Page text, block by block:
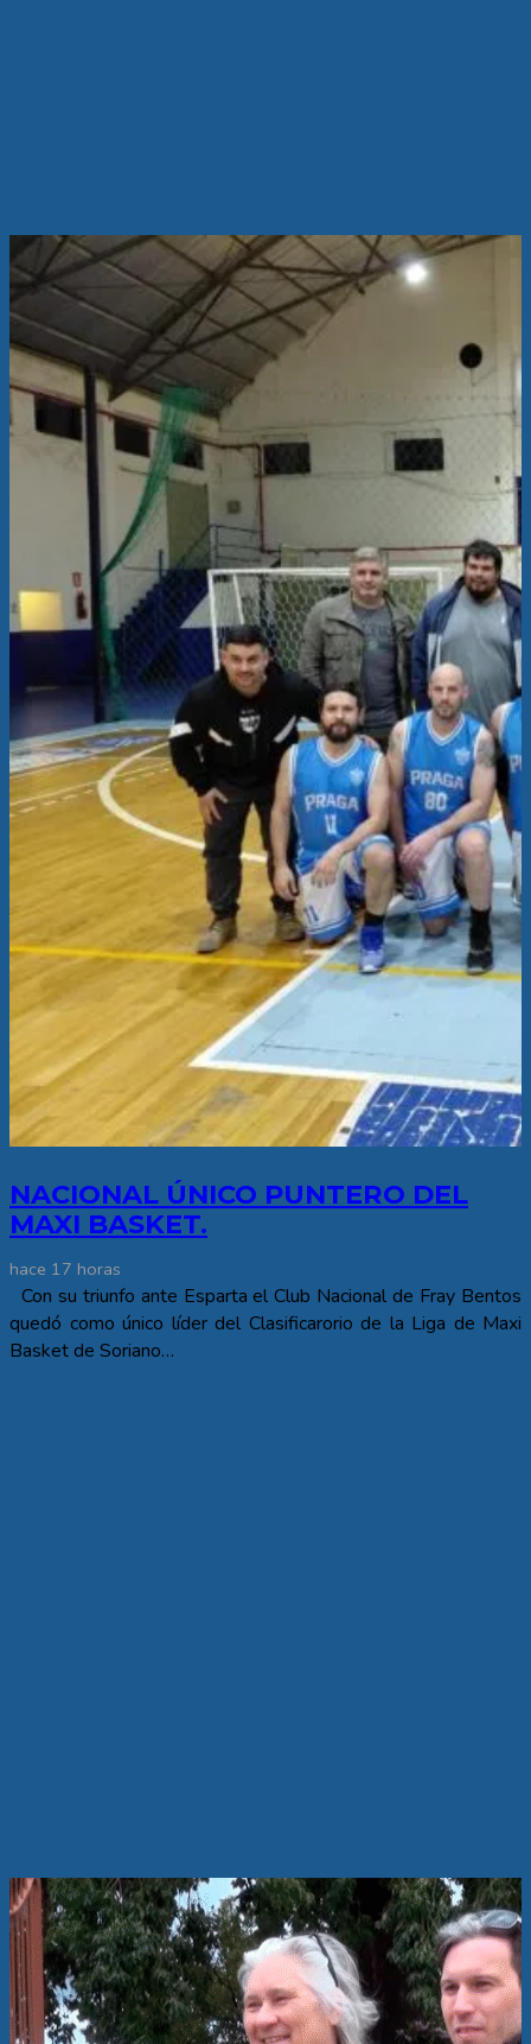
NACIONAL ÚNICO PUNTERO DEL
MAXI BASKET.
hace 17 horas
Con su triunfo ante Esparta el Club Nacional de Fray Bentos
quedó como único líder del Clasificarorio de la Liga de Maxi
Basket de Soriano…